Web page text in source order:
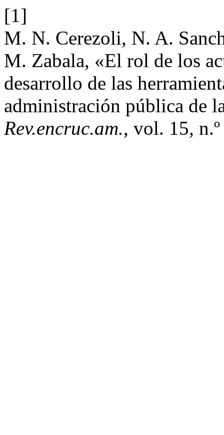
[1]
M. N. Cerezoli, N. A.
M. Zabala, «El rol de los
desarrollo de las
administración pública de
Rev.encruc.am., vol. 15,